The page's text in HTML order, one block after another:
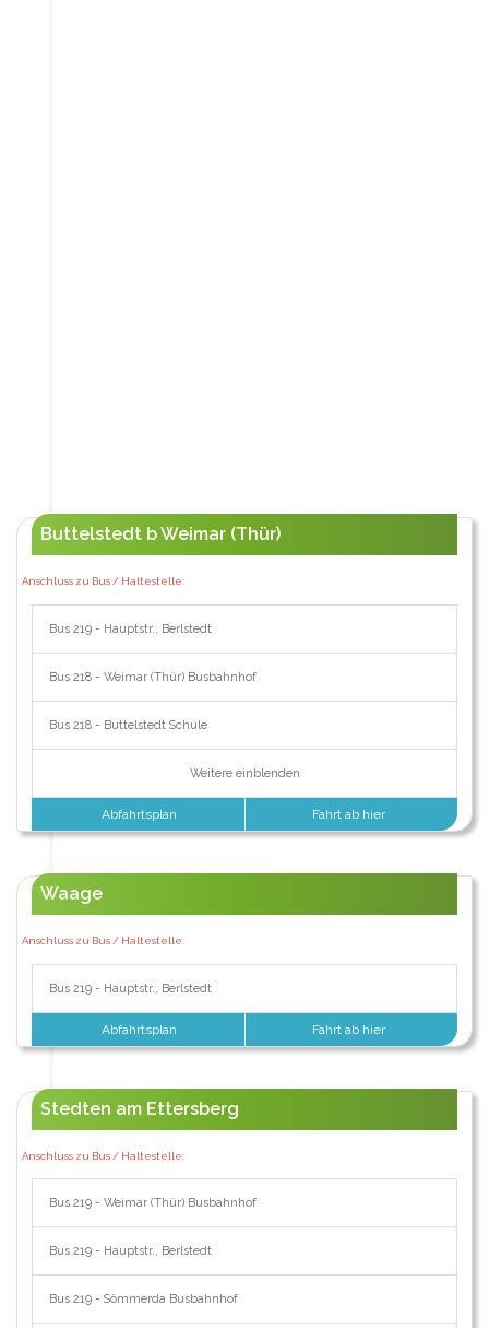
Buttelstedt b Weimar (Thür)
Anschluss zu Bus / Haltestelle:
Bus 219 - Hauptstr., Berlstedt
Bus 218 - Weimar (Thür) Busbahnhof
Bus 218 - Buttelstedt Schule
Weitere einblenden
Abfahrtsplan Fahrt ab hier
Waage
Anschluss zu Bus / Haltestelle:
Bus 219 - Hauptstr., Berlstedt
Abfahrtsplan Fahrt ab hier
Stedten am Ettersberg
Anschluss zu Bus / Haltestelle:
Bus 219 - Weimar (Thür) Busbahnhof
Bus 219 - Hauptstr., Berlstedt
Bus 219 - Sömmerda Busbahnhof